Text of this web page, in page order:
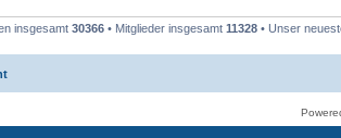
insgesamt 30366 • Mitglieder insgesamt 11328 • Unser